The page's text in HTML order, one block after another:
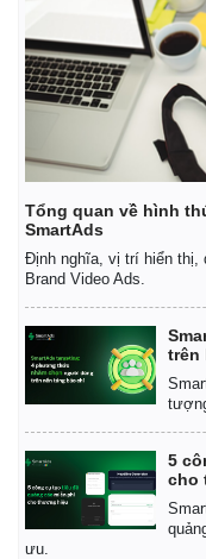
Pháp luật
Vụ án
Tin nóng
Tổng quan về hình
SmartAds
Định nghĩa, vị trí hiển thị,
Brand Video Ads.
trên
5
cho
ưu.